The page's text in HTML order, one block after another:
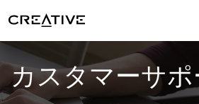
カスタマーサポ
Facebook